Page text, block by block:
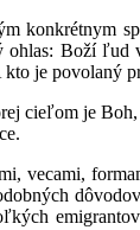
konkrétnym
Boží
kto je povolaný
cieľom je
vecami,